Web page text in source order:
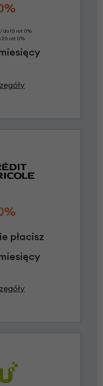
do 10 rat 0%
20 rat 0%
płacisz